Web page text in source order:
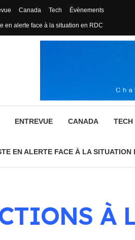
Canada Tech Évènements
en alerte face à la situation en RDC
ENTREVUE CANADA TECH
EN ALERTE FACE À LA SITUATION
À